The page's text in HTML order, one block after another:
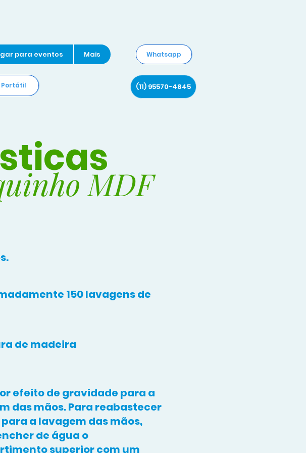
para eventos Mais
Portátil
Whatsapp
(11) 95570-4845
MDF
150 lavagens de
de madeira
efeito de gravidade para a
das mãos. Para reabastecer
a lavagem das mãos,
de água o
superior com um